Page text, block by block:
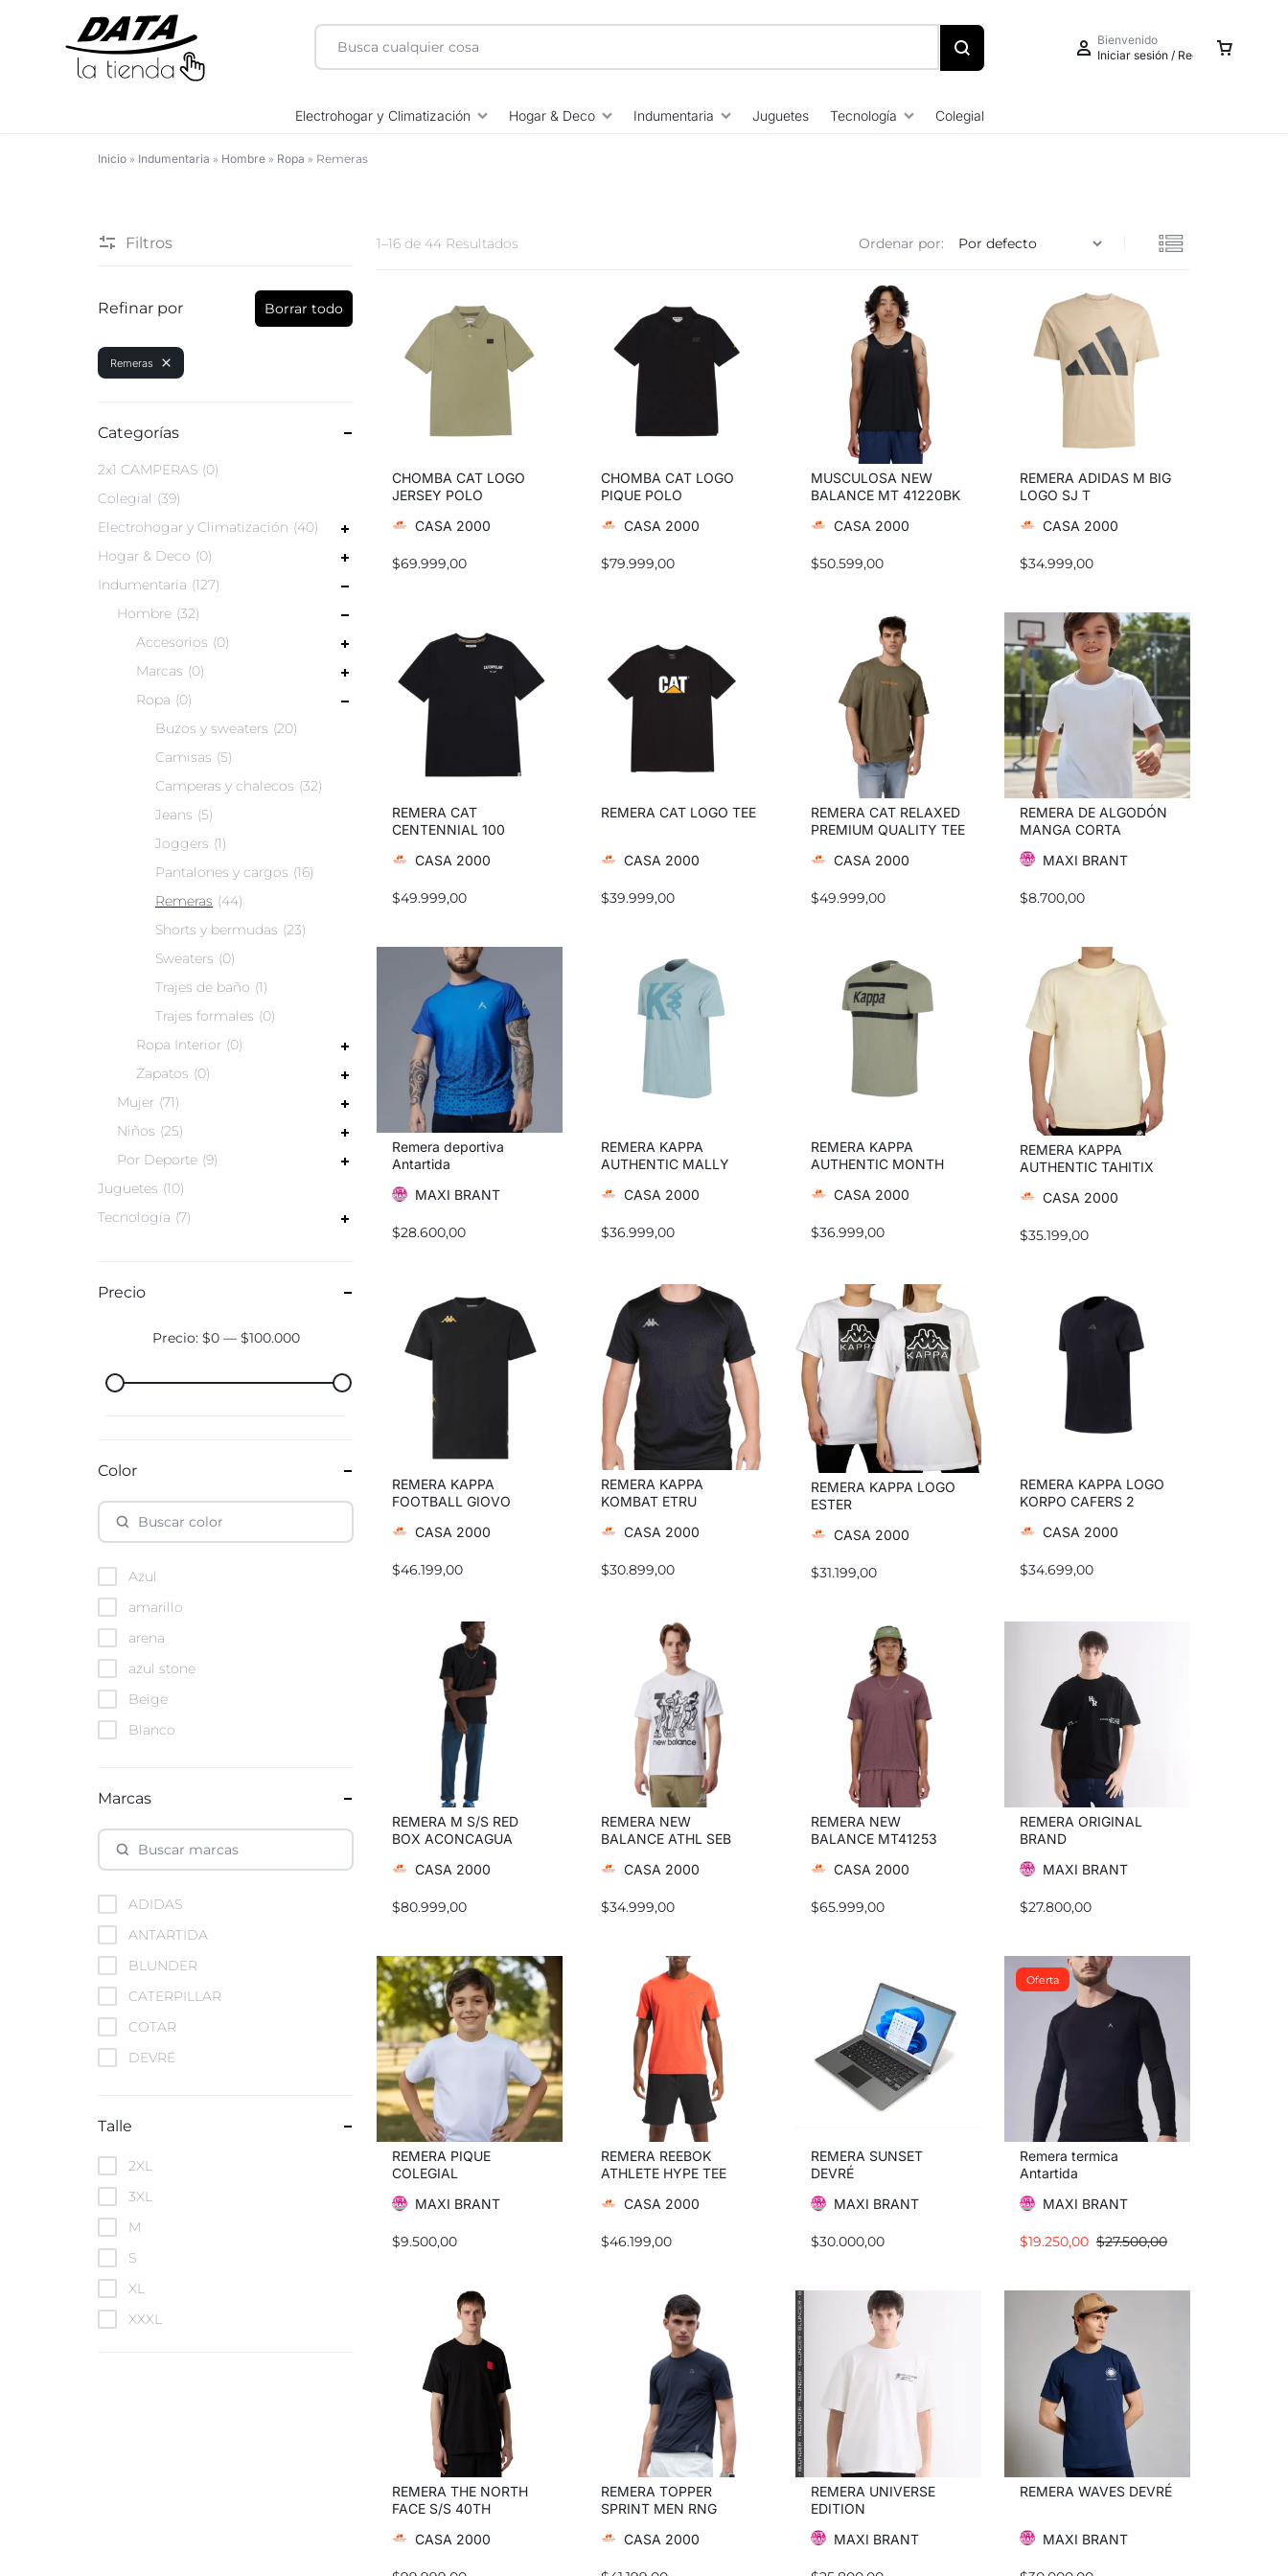
Bienvenido
Iniciar sesión / Registrarse
Crear una cuenta
Centro de ayuda
Electrohogar y Climatización Hogar & Deco Indumentaria Juguetes Tecnología Colegial
Inicio » Indumentaria » Hombre » Ropa » Remeras
1–16 de 44 Resultados Ordenar por:
CHOMBA CAT LOGO
JERSEY POLO
CASA 2000
$69.999,00
CHOMBA CAT LOGO
PIQUE POLO
CASA 2000
$79.999,00
MUSCULOSA NEW
BALANCE MT 41220BK
CASA 2000
$50.599,00
REMERA ADIDAS M BIG
LOGO SJ T
CASA 2000
$34.999,00
REMERA CAT
CENTENNIAL 100
CASA 2000
$49.999,00
REMERA CAT LOGO TEE
CASA 2000
$39.999,00
REMERA CAT RELAXED
PREMIUM QUALITY TEE
CASA 2000
$49.999,00
REMERA DE ALGODÓN
MANGA CORTA
MAXI BRANT
$8.700,00
Remera deportiva
Antartida
MAXI BRANT
$28.600,00
REMERA KAPPA
AUTHENTIC MALLY
CASA 2000
$36.999,00
REMERA KAPPA
AUTHENTIC MONTH
CASA 2000
$36.999,00
REMERA KAPPA
AUTHENTIC TAHITIX
CASA 2000
$35.199,00
REMERA KAPPA
FOOTBALL GIOVO
CASA 2000
$46.199,00
REMERA KAPPA
KOMBAT ETRU
CASA 2000
$30.899,00
REMERA KAPPA LOGO
ESTER
CASA 2000
$31.199,00
REMERA KAPPA LOGO
KORPO CAFERS 2
CASA 2000
$34.699,00
REMERA M S/S RED
BOX ACONCAGUA
CASA 2000
$80.999,00
REMERA NEW
BALANCE ATHL SEB
CASA 2000
$34.999,00
REMERA NEW
BALANCE MT41253
CASA 2000
$65.999,00
REMERA ORIGINAL
BRAND
MAXI BRANT
$27.800,00
REMERA PIQUE
COLEGIAL
MAXI BRANT
$9.500,00
REMERA REEBOK
ATHLETE HYPE TEE
CASA 2000
$46.199,00
REMERA SUNSET
DEVRÉ
MAXI BRANT
$30.000,00
Oferta
Remera termica
Antartida
MAXI BRANT
$27.500,00
$19.250,00
REMERA THE NORTH
FACE S/S 40TH
CASA 2000
REMERA TOPPER
SPRINT MEN RNG
CASA 2000
REMERA UNIVERSE
EDITION
MAXI BRANT
REMERA WAVES DEVRÉ
MAXI BRANT
Filtros
Refinar por Borrar todo
Remeras
Categorías
2x1 CAMPERAS 0
Colegial
39
Electrohogar y Climatización
40
Hogar & Deco
0
Indumentaria 127
Hombre 32
Accesorios
0
Marcas
0
Ropa
0
Buzos y sweaters 20
Camisas 5
Camperas y chalecos 32
Jeans 5
Joggers 1
Pantalones y cargos 16
Remeras
44
Shorts y bermudas 23
Sweaters
0
Trajes de baño 1
Trajes formales
0
Ropa Interior 0
Zapatos
0
Mujer 71
Niños 25
Por Deporte 9
Juguetes 10
Tecnología 7
Precio
Precio: $0— $100.000
Color
Azul
amarillo
arena
azul stone
Beige
Blanco
Bordó con rosa
Gris
marino
Naranja
Negro
negro-blanco
rojo
Verde
verde oliva
Marcas
ADIDAS
ANTARTIDA
BLUNDER
CATERPILLAR
COTAR
DEVRÉ
MINERO
Talle
2XL
3XL
M
S
XL
XXXL